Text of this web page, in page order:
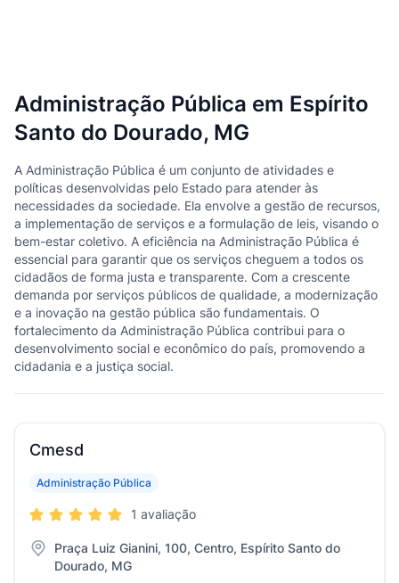
Administração Pública em Espírito
Santo do Dourado, MG
A Administração Pública é um conjunto de atividades e
políticas desenvolvidas pelo Estado para atender às
necessidades da sociedade. Ela envolve a gestão de recursos,
a implementação de serviços e a formulação de leis, visando o
bem-estar coletivo. A eficiência na Administração Pública é
essencial para garantir que os serviços cheguem a todos os
cidadãos de forma justa e transparente. Com a crescente
demanda por serviços públicos de qualidade, a modernização
e a inovação na gestão pública são fundamentais. O
fortalecimento da Administração Pública contribui para o
desenvolvimento social e econômico do país, promovendo a
cidadania e a justiça social.
Cmesd
Administração Pública
1 avaliação
Praça Luiz Gianini, 100, Centro, Espírito Santo do
Dourado, MG